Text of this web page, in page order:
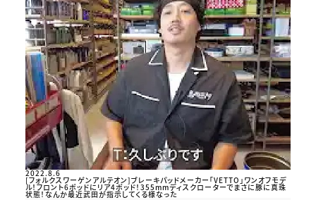
2022.8.6
[フォルクスワーゲンアルテオン]ブレーキパッドメーカー「VETTO」ワンオフモデ
ル！フロント6ポッドにリア4ポッド！355mmディスクローターでまさに豚に真珠
状態！なんか最近武田が指示してくる様なった